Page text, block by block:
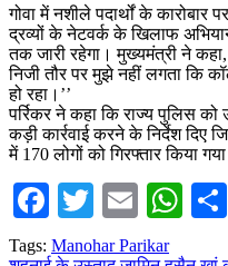
गोवा में नशीले पदार्थों के कारोबार
द्रव्यों के नेटवर्क के खिलाफ
तक जारी रहेगा। मुख्यमंत्री ने
निजी तौर पर मुझे नहीं लगता कि
हो रहा।’’
पर्रिकर ने कहा कि राज्य पुलिस को
कड़ी कार्रवाई करने के निर्देश दिए
में 170 लोगों को गिरफ्तार किया
Facebook
TwitterEmail
Tags: Manohar Parikar